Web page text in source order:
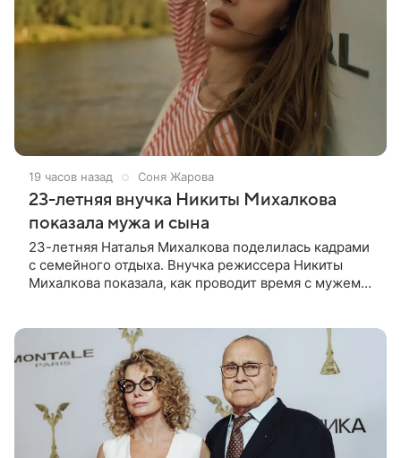
19 часов назад Соня Жарова
23-летняя внучка Никиты Михалкова
показала мужа и сына
23-летняя Наталья Михалкова поделилась кадрами
с семейного отдыха. Внучка режиссера Никиты
Михалкова показала, как проводит время с мужем